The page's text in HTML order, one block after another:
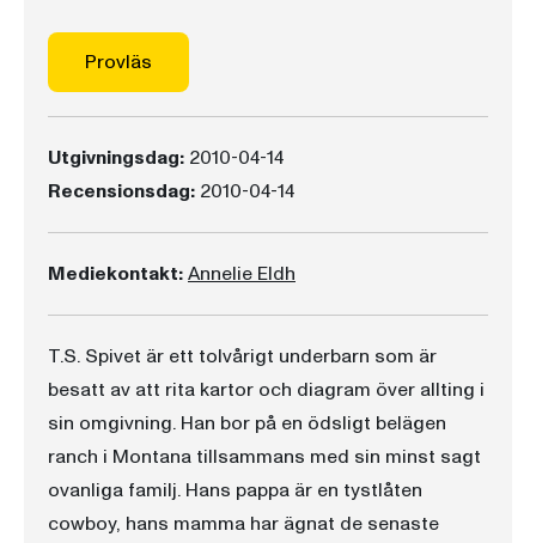
Provläs
Utgivningsdag: 2010-04-14
Recensionsdag: 2010-04-14
Mediekontakt:Annelie Eldh
T.S. Spivet är ett tolvårigt underbarn som är
besatt av att rita kartor och diagram över allting i
sin omgivning. Han bor på en ödsligt belägen
ranch i Montana tillsammans med sin minst sagt
ovanliga familj. Hans pappa är en tystlåten
cowboy, hans mamma har ägnat de senaste